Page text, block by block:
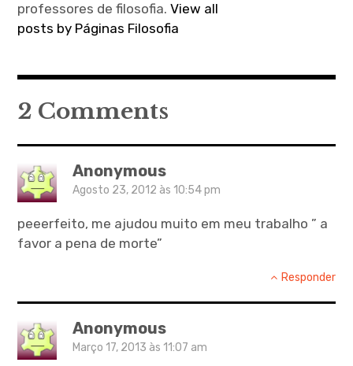
professores de filosofia.View all
posts by Páginas Filosofia
2 Comments
Anonymous
Agosto 23, 2012 às 10:54 pm
peeerfeito, me ajudou muito em meu trabalho ” a
favor a pena de morte”
Responder
Anonymous
Março 17, 2013 às 11:07 am